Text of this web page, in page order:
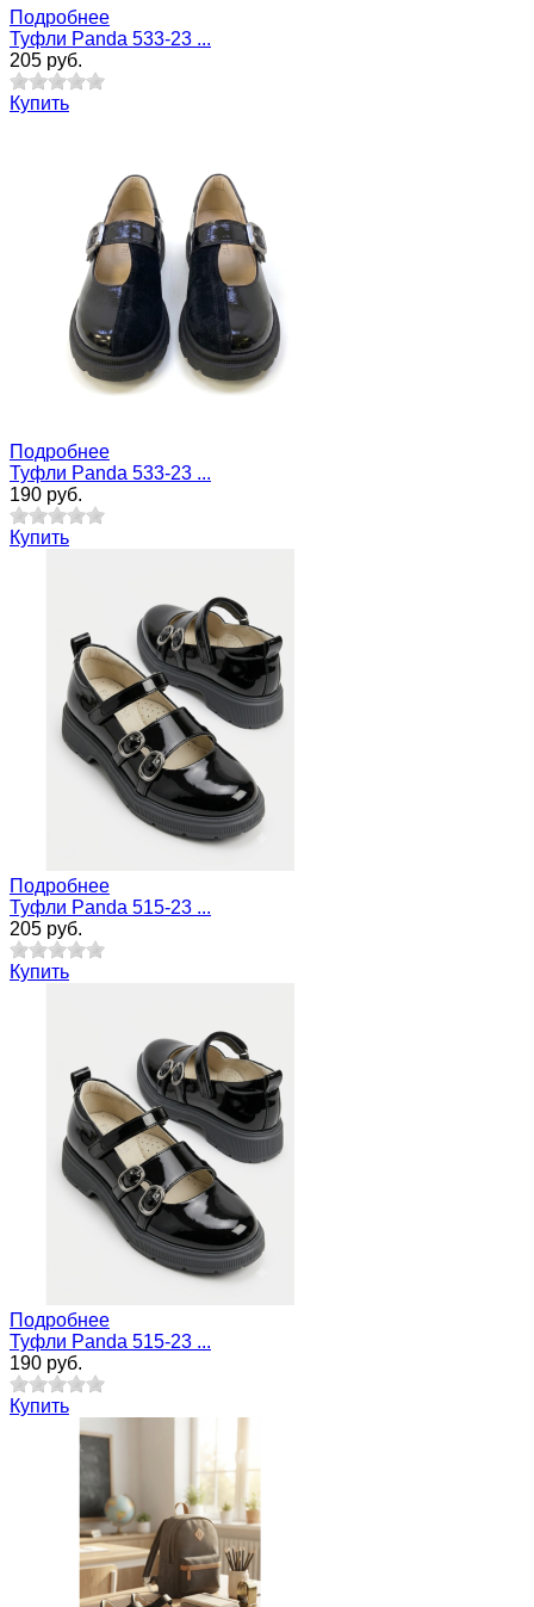
Подробнее
Туфли Panda 533-23 ...
205 руб.
Купить
Подробнее
Туфли Panda 533-23 ...
190 руб.
Купить
Подробнее
Туфли Panda 515-23 ...
205 руб.
Купить
Подробнее
Туфли Panda 515-23 ...
190 руб.
Купить